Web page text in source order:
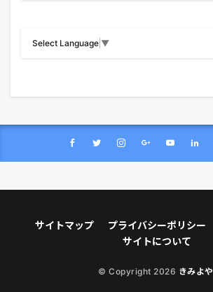
Select Language ▼
サイトマップ プライバシーポリシー
サイトについて
© Copyright 2026 きみよや